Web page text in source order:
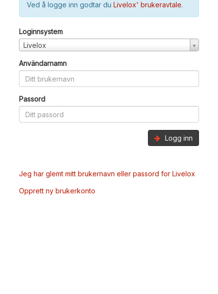
Ved å logge inn godtar du Livelox' brukeravtale.
Loginnsystem
Livelox
Användarnamn
Passord
Logg inn
Jeg har glemt mitt brukernavn eller passord for Livelox
Opprett ny brukerkonto